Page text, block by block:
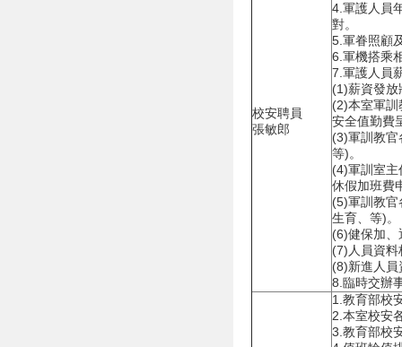
校安聘員
張敏郎
4.軍護人員
對。
5.軍眷照顧
6.軍機搭乘
7.軍護人員
(1)薪資發
(2)本室軍
安全值勤費
(3)軍訓教
等)。
(4)軍訓室
休假加班費
(5)軍訓教
生育、等)。
(6)健保加、
(7)人員資料
(8)新進人
8.臨時交辦
1.教育部校
2.本室校安
3.教育部校